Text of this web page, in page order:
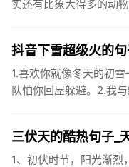
实还有比象大得多的动
抖音下雪超级火的
1.喜欢你就像冬天的初
队怕你回屋躲避。2.我
三伏天的酷热句子_
1、初伏时节，阳光渐烈